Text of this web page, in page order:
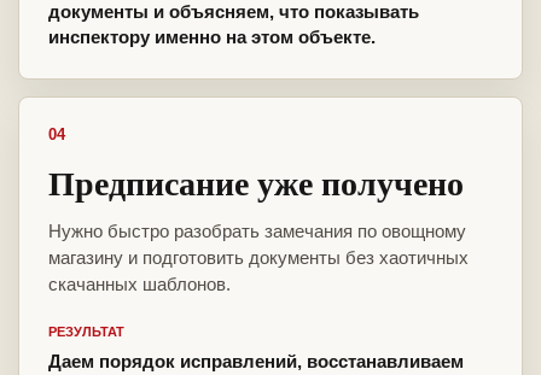
документы и объясняем, что показывать
инспектору именно на этом объекте.
04
Предписание уже получено
Нужно быстро разобрать замечания по овощному
магазину и подготовить документы без хаотичных
скачанных шаблонов.
РЕЗУЛЬТАТ
Даем порядок исправлений, восстанавливаем